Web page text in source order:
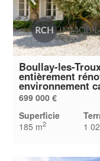
Boullay-les-
entièrement
environnement
699 000 €
Superficie
185 m2
1